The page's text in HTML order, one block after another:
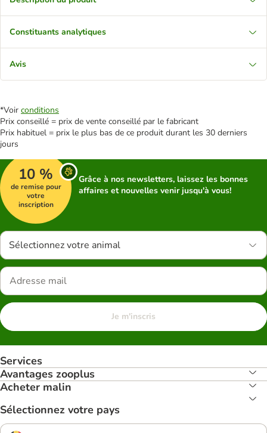
Constituants analytiques
Avis
*Voir conditions
Prix conseillé = prix de vente conseillé par le fabricant
Prix habituel = prix le plus bas de ce produit durant les 30 derniers
jours
10 %
de remise pour
votre
inscription
Grâce à nos newsletters, laissez les bonnes
affaires et nouvelles venir jusqu'à vous!
Sélectionnez votre animal
Je m'inscris
Services
Avantages zooplus
Acheter malin
Sélectionnez votre pays